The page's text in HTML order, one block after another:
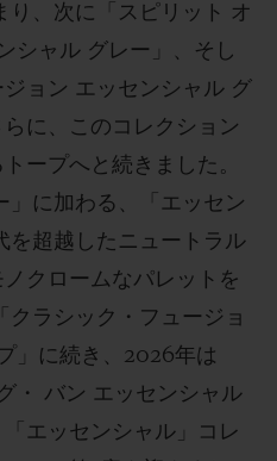
り、次に「スピリット オ
シャル グレー」、そし
ョン エッセンシャル グ
に、このコレクション
ープへと続きました。
」に加わる、「エッセン
を超越したニュートラル
クロームなパレットを
ラシック・フュージョ
」に続き、2026年は
・ バン エッセンシャル
エッセンシャル」コレ